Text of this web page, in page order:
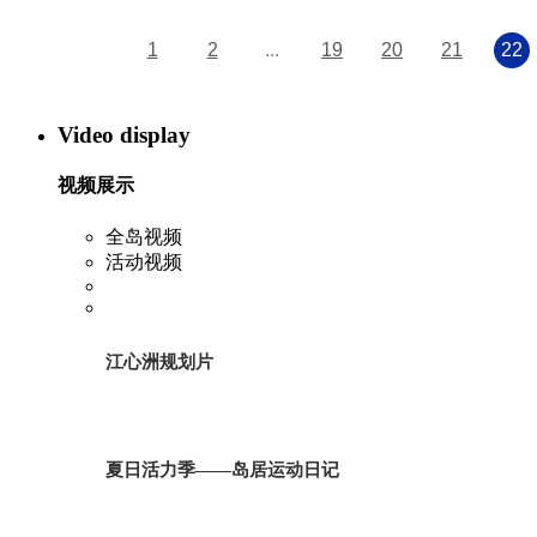
1 2 ... 19 20 21 22
Video display
视频展示
全岛视频
活动视频
江心洲规划片
夏日活力季——岛居运动日记